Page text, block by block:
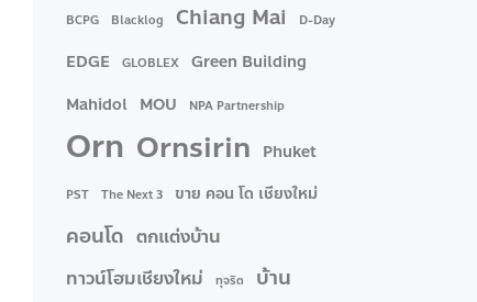
BCPG Blacklog Chiang Mai D-Day
EDGE GLOBLEX
Green Building
Mahidol MOU NPA Partnership
Orn Ornsirin Phuket
PST The Next 3 ขาย คอน โด เชียงใหม่
คอนโด ตกแต่งบ้าน
ทาวน์โฮมเชียงใหม่
ทุจริต บ้าน